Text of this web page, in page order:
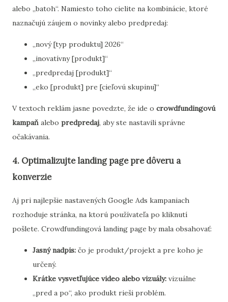
alebo „batoh“. Namiesto toho cielite na kombinácie, ktoré
naznačujú záujem o novinky alebo predpredaj:
„nový [typ produktu] 2026“
„inovatívny [produkt]“
„predpredaj [produkt]“
„eko [produkt] pre [cieľovú skupinu]“
V textoch reklám jasne povedzte, že ide o crowdfundingovú
kampaň alebo predpredaj, aby ste nastavili správne
očakávania.
4. Optimalizujte landing page pre dôveru a
konverzie
Aj pri najlepšie nastavených Google Ads kampaniach
rozhoduje stránka, na ktorú používateľa po kliknutí
pošlete. Crowdfundingová landing page by mala obsahovať:
Jasný nadpis: čo je produkt/projekt a pre koho je
určený.
Krátke vysvetľujúce video alebo vizuály: vizuálne
„pred a po“, ako produkt rieši problém.